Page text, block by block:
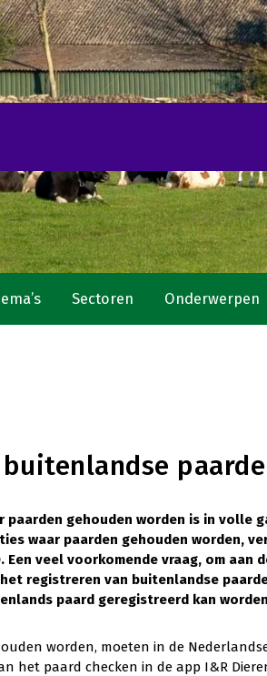
Sectoren Onderwerpen
gehouden worden is in volle
waar paarden gehouden worden,
Een veel voorkomende vraag, om
registreren van buitenlandse
paard geregistreerd kan
worden, moeten in de
het paard checken in de app I&R